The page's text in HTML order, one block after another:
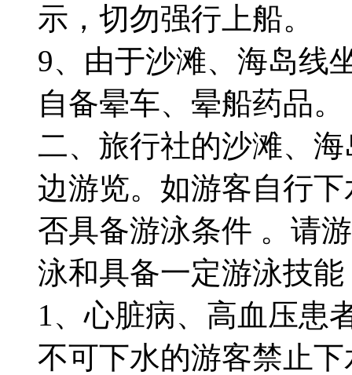
示，切勿强行上船。
9、由于沙滩、海岛线
自备晕车、晕船药品。
二、旅行社的沙滩、
边游览。如游客自行
否具备游泳条件 。请
泳和具备一定游泳技
1、心脏病、高血压患
不可下水的游客禁止